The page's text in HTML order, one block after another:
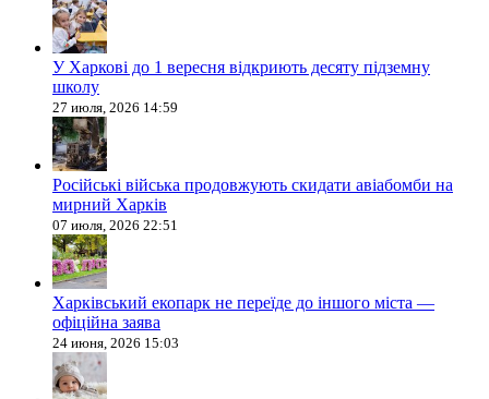
У Харкові до 1 вересня відкриють десяту підземну
школу
27 июля, 2026 14:59
Російські війська продовжують скидати авіабомби на
мирний Харків
07 июля, 2026 22:51
Харківський екопарк не переїде до іншого міста —
офіційна заява
24 июня, 2026 15:03